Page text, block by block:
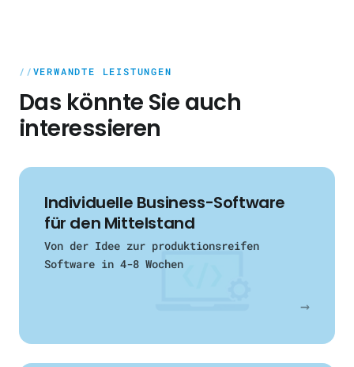
wir sowohl vor Ort als auch remote um.
VERWANDTE LEISTUNGEN
Das könnte Sie auch
interessieren
Individuelle Business-Software
für den Mittelstand
Von der Idee zur produktionsreifen
Software in 4-8 Wochen
→